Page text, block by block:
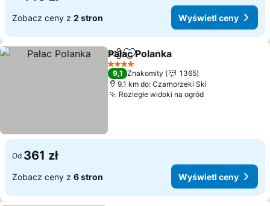
Zobacz ceny z 2 stron Wyświetl ceny
Udostępnij
Dodaj do ulubionych
Pałac Polanka
4 Kategoria
9,1 Znakomity
1365
9.1 km do: Czarnorzeki Ski
Rozległe widoki na ogród
Od 361 zł
Zobacz ceny z 6 stron Wyświetl ceny